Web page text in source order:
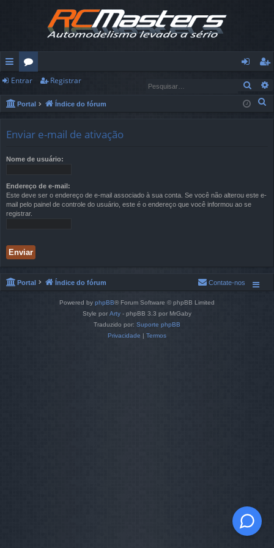
in
ks
pi
d
os
ór
u
nt
ra
eg
ist
Entrar Registrar
Portal Índice do fórum
Enviar e-mail de ativação
Nome de usuário:
Endereço de e-mail:
Este deve ser o endereço de e-mail associado à sua conta. Se você não alterou este e-
mail pelo painel de controle do usuário, este é o endereço que você informou ao se
registrar.
Portal Índice do fórum Contate-nos
Powered by phpBB® Forum Software © phpBB Limited
Style por Arty - phpBB 3.3 por MrGaby
Traduzido por: Suporte phpBB
Privacidade | Termos